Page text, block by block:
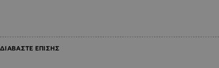
ΔΙΑΒΑΣΤΕ ΕΠΙΣΗΣ